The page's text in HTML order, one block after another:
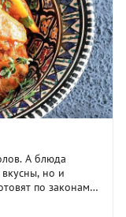
А блюда
но и